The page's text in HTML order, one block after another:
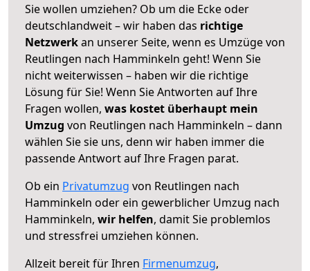
Sie wollen umziehen? Ob um die Ecke oder
deutschlandweit – wir haben das richtige
Netzwerkan unserer Seite, wenn es Umzüge von
Reutlingen nach Hamminkeln geht! Wenn Sie
nicht weiterwissen – haben wir die richtige
Lösung für Sie! Wenn Sie Antworten auf Ihre
Fragen wollen, was kostet überhaupt mein
Umzug von Reutlingen nach Hamminkeln – dann
wählen Sie sie uns, denn wir haben immer die
passende Antwort auf Ihre Fragen parat.
Ob ein Privatumzug von Reutlingen nach
Hamminkeln oder ein gewerblicher Umzug nach
Hamminkeln, wir helfen, damit Sie problemlos
und stressfrei umziehen können.
Allzeit bereit für Ihren Firmenumzug,